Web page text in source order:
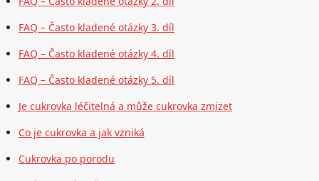
FAQ – Často kladené otázky 3. díl
FAQ – Často kladené otázky 4. díl
FAQ – Často kladené otázky 5. díl
Je cukrovka léčitelná a může cukrovka zmizet
Co je cukrovka a jak vzniká
Cukrovka po porodu